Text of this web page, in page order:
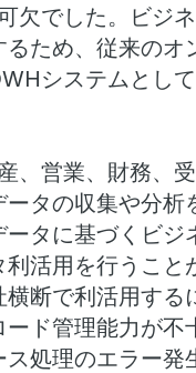
欠でした。ビジ
ため、従来のオ
システムとし
、営業、財務、
タの収集や分析
タに基づくビジ
活用を行うこと
断で利活用する
ド管理能力が不
処理のエラー